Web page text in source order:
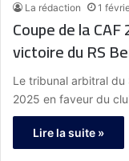
La rédaction 1
Coupe de la
victoire du RS
Le tribunal arbitral du
2025 en faveur du
Lire la suite »